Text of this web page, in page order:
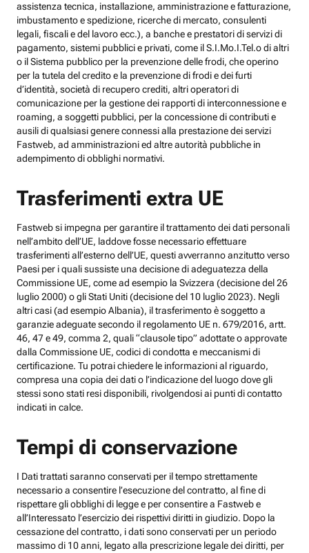
assistenza tecnica, installazione, amministrazione e fatturazione,
imbustamento e spedizione, ricerche di mercato, consulenti
legali, fiscali e del lavoro ecc.), a banche e prestatori di servizi di
pagamento, sistemi pubblici e privati, come il S.I.Mo.I.Tel.o di altri
o il Sistema pubblico per la prevenzione delle frodi, che operino
per la tutela del credito e la prevenzione di frodi e dei furti
d’identità, società di recupero crediti, altri operatori di
comunicazione per la gestione dei rapporti di interconnessione e
roaming, a soggetti pubblici, per la concessione di contributi e
ausili di qualsiasi genere connessi alla prestazione dei servizi
Fastweb, ad amministrazioni ed altre autorità pubbliche in
adempimento di obblighi normativi.
Trasferimenti extra UE
Fastweb si impegna per garantire il trattamento dei dati personali
nell’ambito dell’UE, laddove fosse necessario effettuare
trasferimenti all’esterno dell’UE, questi avverranno anzitutto verso
Paesi per i quali sussiste una decisione di adeguatezza della
Commissione UE, come ad esempio la Svizzera (decisione del 26
luglio 2000) o gli Stati Uniti (decisione del 10 luglio 2023). Negli
altri casi (ad esempio Albania), il trasferimento è soggetto a
garanzie adeguate secondo il regolamento UE n. 679/2016, artt.
46, 47 e 49, comma 2, quali “clausole tipo” adottate o approvate
dalla Commissione UE, codici di condotta e meccanismi di
certificazione. Tu potrai chiedere le informazioni al riguardo,
compresa una copia dei dati o l’indicazione del luogo dove gli
stessi sono stati resi disponibili, rivolgendosi ai punti di contatto
indicati in calce.
Tempi di conservazione
I Dati trattati saranno conservati per il tempo strettamente
necessario a consentire l’esecuzione del contratto, al fine di
rispettare gli obblighi di legge e per consentire a Fastweb e
all’Interessato l’esercizio dei rispettivi diritti in giudizio. Dopo la
cessazione del contratto, i dati sono conservati per un periodo
massimo di 10 anni, legato alla prescrizione legale dei diritti, per